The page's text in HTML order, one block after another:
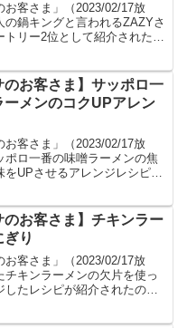
お客さま」（2023/02/17放
の鍋キングと言われるZAZYさ
トリー2位として紹介された鍋
のお客さま】サッポロ一
ーメンのコクUPアレン
お客さま」（2023/02/17放
ポロ一番の味噌ラーメンの焦
をUPさせるアレンジレシピが
のお客さま】チキンラー
ぎり
お客さま」（2023/02/17放
チキンラーメンの欠片を使っ
したレシピが紹介されたので